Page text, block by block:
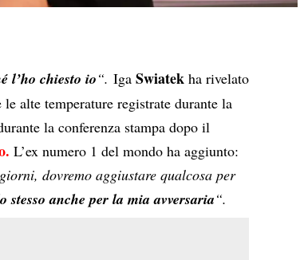
l’ho chiesto io“.IgaSwiatek ha rivelato
alte temperature registrate durante la
la conferenza stampa dopo il
L’ex numero 1 del mondo ha aggiunto:
dovremo aggiustare qualcosa per
stesso anche per la mia avversaria“.